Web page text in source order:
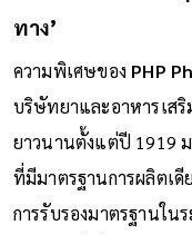
ทาง’
ความพิเศษของ PHP
บริษัทยาและอาหารเส
ยาวนานตั้งแต่ปี 1919
ที่มีมาตรฐานการผลิตเ
การรับรองมาตรฐานใน